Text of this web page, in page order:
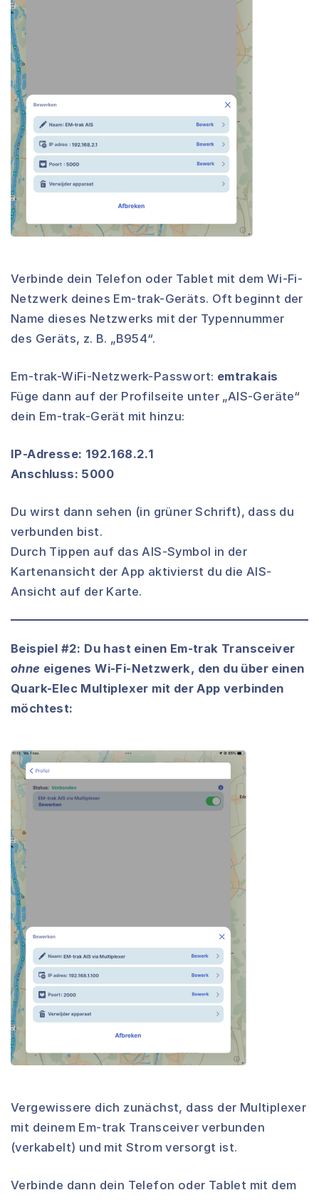
Verbinde dein Telefon oder Tablet mit dem Wi-Fi-
Netzwerk deines Em-trak-Geräts. Oft beginnt der
Name dieses Netzwerks mit der Typennummer
des Geräts, z. B. „B954“.
Em-trak-WiFi-Netzwerk-Passwort: emtrakais
Füge dann auf der Profilseite unter „AIS-Geräte“
dein Em-trak-Gerät mit hinzu:
IP-Adresse: 192.168.2.1
Anschluss: 5000
Du wirst dann sehen (in grüner Schrift), dass du
verbunden bist.
Durch Tippen auf das AIS-Symbol in der
Kartenansicht der App aktivierst du die AIS-
Ansicht auf der Karte.
Beispiel #2: Du hast einen Em-trak Transceiver
ohne eigenes Wi-Fi-Netzwerk, den du über einen
Quark-Elec Multiplexer mit der App verbinden
möchtest:
Vergewissere dich zunächst, dass der Multiplexer
mit deinem Em-trak Transceiver verbunden
(verkabelt) und mit Strom versorgt ist.
Verbinde dann dein Telefon oder Tablet mit dem